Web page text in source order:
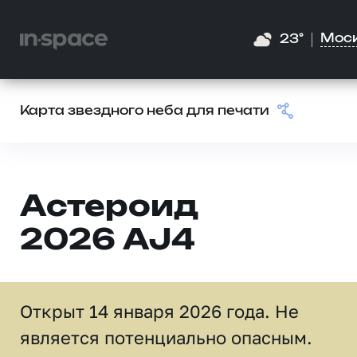
23°
Карта звездного неба для печати
Астероид
2026 AJ4
Открыт 14 января 2026 года. Не
является потенциально опасным.